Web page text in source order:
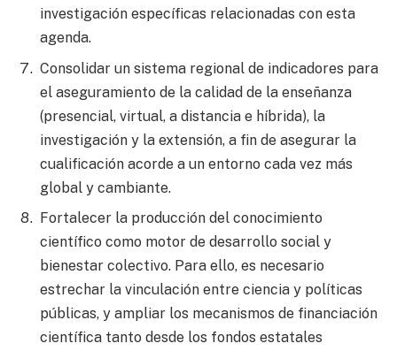
investigación específicas relacionadas con esta
agenda.
Consolidar un sistema regional de indicadores para
el aseguramiento de la calidad de la enseñanza
(presencial, virtual, a distancia e híbrida), la
investigación y la extensión, a fin de asegurar la
cualificación acorde a un entorno cada vez más
global y cambiante.
Fortalecer la producción del conocimiento
científico como motor de desarrollo social y
bienestar colectivo. Para ello, es necesario
estrechar la vinculación entre ciencia y políticas
públicas, y ampliar los mecanismos de financiación
científica tanto desde los fondos estatales